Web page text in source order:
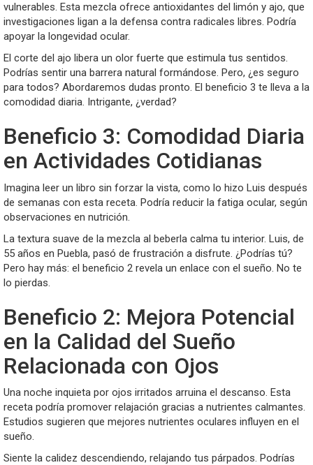
vulnerables. Esta mezcla ofrece antioxidantes del limón y ajo, que
investigaciones ligan a la defensa contra radicales libres. Podría
apoyar la longevidad ocular.
El corte del ajo libera un olor fuerte que estimula tus sentidos.
Podrías sentir una barrera natural formándose. Pero, ¿es seguro
para todos? Abordaremos dudas pronto. El beneficio 3 te lleva a la
comodidad diaria. Intrigante, ¿verdad?
Beneficio 3: Comodidad Diaria
en Actividades Cotidianas
Imagina leer un libro sin forzar la vista, como lo hizo Luis después
de semanas con esta receta. Podría reducir la fatiga ocular, según
observaciones en nutrición.
La textura suave de la mezcla al beberla calma tu interior. Luis, de
55 años en Puebla, pasó de frustración a disfrute. ¿Podrías tú?
Pero hay más: el beneficio 2 revela un enlace con el sueño. No te
lo pierdas.
Beneficio 2: Mejora Potencial
en la Calidad del Sueño
Relacionada con Ojos
Una noche inquieta por ojos irritados arruina el descanso. Esta
receta podría promover relajación gracias a nutrientes calmantes.
Estudios sugieren que mejores nutrientes oculares influyen en el
sueño.
Siente la calidez descendiendo, relajando tus párpados. Podrías